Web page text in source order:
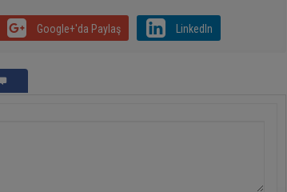
Google+'da Paylaş LinkedIn